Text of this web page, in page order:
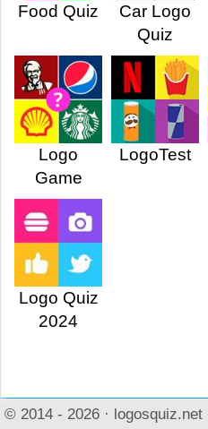
Food Quiz
Car Logo
Quiz
Logo
Game
LogoTest
Logo Quiz
2024
© 2014 - 2026 · logosquiz.net